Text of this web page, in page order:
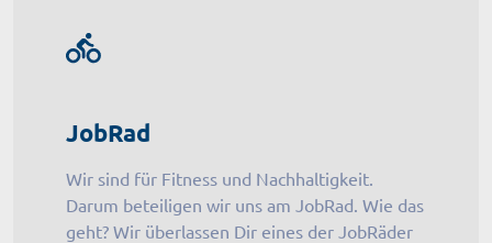
JobRad
Wir sind für Fitness und Nachhaltigkeit.
Darum beteiligen wir uns am JobRad. Wie das
geht? Wir überlassen Dir eines der JobRäder